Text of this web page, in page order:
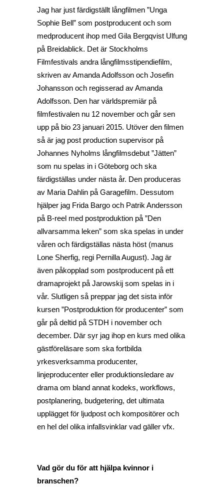
Jag har just färdigställt långfilmen ”Unga
Sophie Bell” som postproducent och som
medproducent ihop med Gila Bergqvist Ulfung
på Breidablick. Det är Stockholms
Filmfestivals andra långfilmsstipendiefilm,
skriven av Amanda Adolfsson och Josefin
Johansson och regisserad av Amanda
Adolfsson. Den har världspremiär på
filmfestivalen nu 12 november och går sen
upp på bio 23 januari 2015. Utöver den filmen
så är jag post production supervisor på
Johannes Nyholms långfilmsdebut ”Jätten”
som nu spelas in i Göteborg och ska
färdigställas under nästa år. Den produceras
av Maria Dahlin på Garagefilm. Dessutom
hjälper jag Frida Bargo och Patrik Andersson
på B-reel med postproduktion på ”Den
allvarsamma leken” som ska spelas in under
våren och färdigställas nästa höst (manus
Lone Sherfig, regi Pernilla August). Jag är
även påkopplad som postproducent på ett
dramaprojekt på Jarowskij som spelas in i
vår. Slutligen så preppar jag det sista inför
kursen ”Postproduktion för producenter” som
går på deltid på STDH i november och
december. Där syr jag ihop en kurs med olika
gästföreläsare som ska fortbilda
yrkesverksamma producenter,
linjeproducenter eller produktionsledare av
drama om bland annat kodeks, workflows,
postplanering, budgetering, det ultimata
upplägget för ljudpost och kompositörer och
en hel del olika infallsvinklar vad gäller vfx.
Vad gör du för att hjälpa kvinnor i
branschen?